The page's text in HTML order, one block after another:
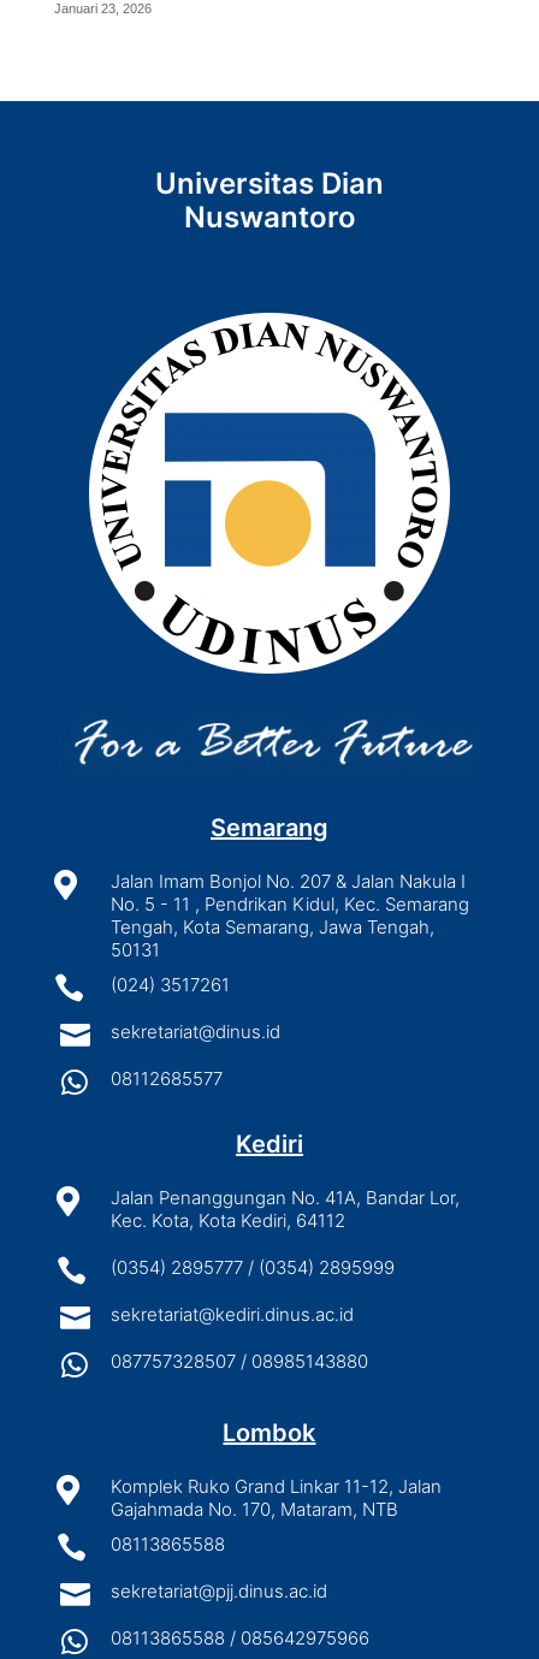
Januari 23, 2026
Universitas Dian
Nuswantoro
Semarang

Jalan Imam Bonjol No. 207 & Jalan Nakula I
No. 5 - 11 , Pendrikan Kidul, Kec. Semarang
Tengah, Kota Semarang, Jawa Tengah,
50131
 (024) 3517261
 sekretariat@dinus.id
 08112685577
Kediri

Jalan Penanggungan No. 41A, Bandar Lor,
Kec. Kota, Kota Kediri, 64112
 (0354) 2895777 / (0354) 2895999
 sekretariat@kediri.dinus.ac.id
 087757328507 / 08985143880
Lombok

Komplek Ruko Grand Linkar 11-12, Jalan
Gajahmada No. 170, Mataram, NTB
 08113865588
 sekretariat@pjj.dinus.ac.id
 08113865588 / 085642975966